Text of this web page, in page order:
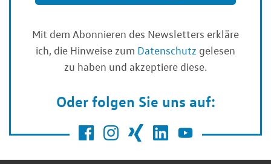
Mit dem Abonnieren des Newsletters erkläre
ich, die Hinweise zum Datenschutz gelesen
zu haben und akzeptiere diese.
Oder folgen Sie uns auf: